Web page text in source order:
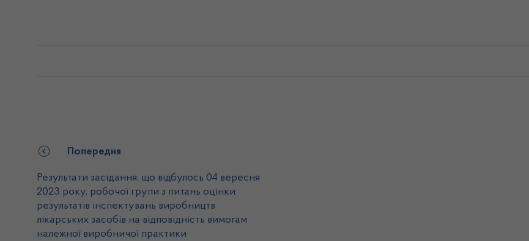
Попередня
Результати засідання, що відбулось 04 вересня
2023 року, робочої групи з питань оцінки
результатів інспектувань виробництв
лікарських засобів на відповідність вимогам
належної виробничої практики